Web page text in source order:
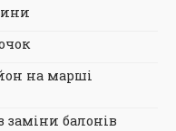
на марші
заміни балонів